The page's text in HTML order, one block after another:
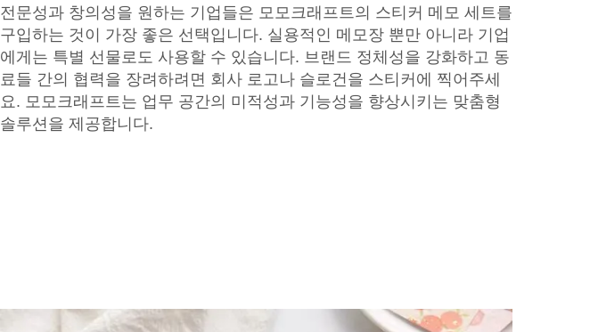
전문성과 창의성을 원하는 기업들은 모모크래프트의 스티커 메모 세트를
구입하는 것이 가장 좋은 선택입니다. 실용적인 메모장 뿐만 아니라 기업
에게는 특별 선물로도 사용할 수 있습니다. 브랜드 정체성을 강화하고 동
료들 간의 협력을 장려하려면 회사 로고나 슬로건을 스티커에 찍어주세
요. 모모크래프트는 업무 공간의 미적성과 기능성을 향상시키는 맞춤형
솔루션을 제공합니다.